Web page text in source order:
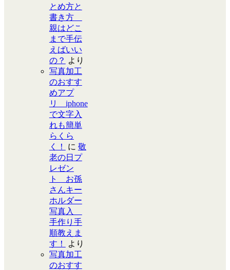
とめ方と
書き方
親はどこ
まで手伝
えばいい
の？ より
写真加工
のおすす
めアプ
リ iphone
で文字入
れも簡単
らくら
く！
に 敬
老の日プ
レゼン
ト お孫
さんキー
ホルダー
写真入
手作り手
順教えま
す！
より
写真加工
のおすす